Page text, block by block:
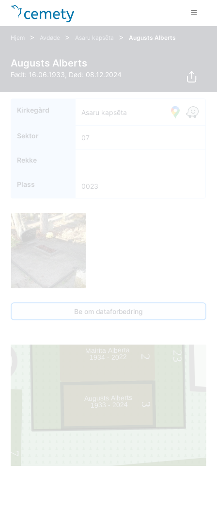
Hjem > Avdøde > Asaru kapsēta > Augusts Alberts
Augusts Alberts
Født: 16.06.1933, Død: 08.12.2024
Kirkegård Asaru kapsēta
Sektor 07
Rekke
Plass 0023
Be om dataforbedring
23
7
2
3
Mairita Alberta
1934 - 2022
Augusts Alberts
1933 - 2024